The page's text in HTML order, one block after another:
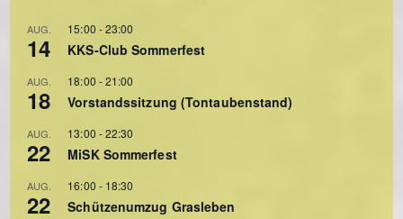
AUG.
14
15:00 -23:00
KKS-Club Sommerfest
AUG.
18
18:00 -21:00
Vorstandssitzung (Tontaubenstand)
AUG.
22
13:00 -22:30
MiSK Sommerfest
AUG.
22
16:00 - 18:30
Schützenumzug Grasleben